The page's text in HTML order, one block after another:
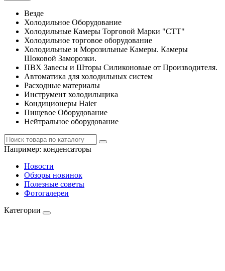
Везде
Холодильное Оборудование
Холодильные Камеры Торговой Марки "СТТ"
Холодильное торговое оборудование
Холодильные и Морозильные Камеры. Камеры
Шоковой Заморозки.
ПВХ Завесы и Шторы Силиконовые от Производителя.
Автоматика для холодильных систем
Расходные материалы
Инструмент холодильщика
Кондиционеры Haier
Пищевое Оборудование
Нейтральное оборудование
Например: конденсаторы
Новости
Обзоры новинок
Полезные советы
Фотогалереи
Категории